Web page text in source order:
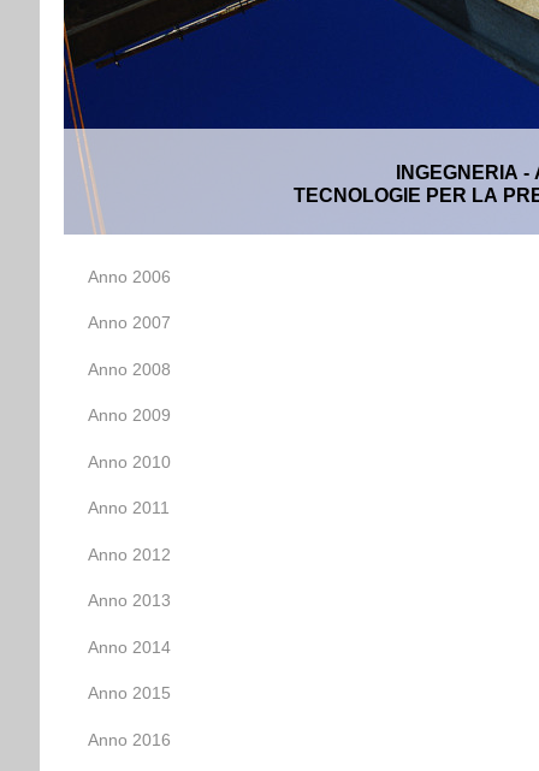
INGEGNERIA
TECNOLOGIE PER LA
Anno 2006
Anno 2007
Anno 2008
Anno 2009
Anno 2010
Anno 2011
Anno 2012
Anno 2013
Anno 2014
Anno 2015
Anno 2016